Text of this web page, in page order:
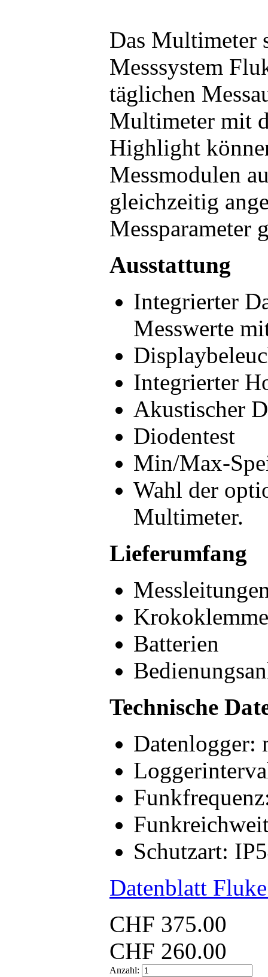
Das Multimeter
Messsystem
täglichen
Multimeter mit
Highlight
Messmodulen
gleichzeitig
Messparameter
Ausstattung
Integrierter
Messwerte
Integrierter
Akustischer
Diodentest
Min/Max-
Wahl der
Multimeter.
Lieferumfang
Batterien
Technische
Datenlogger:
Schutzart:
Datenblatt
CHF 375.00
CHF 260.00
Anzahl: